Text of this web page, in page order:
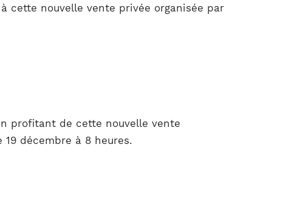
cette nouvelle vente privée organisée par
profitant de cette nouvelle vente
décembre à 8 heures.